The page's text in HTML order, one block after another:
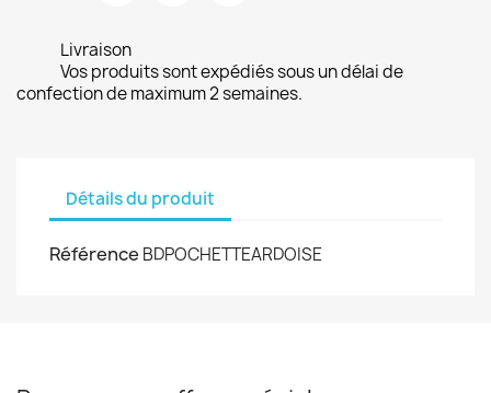
Livraison
Vos produits sont expédiés sous un délai de
confection de maximum 2 semaines.
Détails du produit
Référence BDPOCHETTEARDOISE